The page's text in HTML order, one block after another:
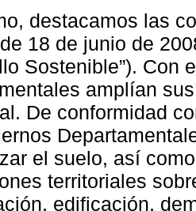
destacamos las
18 de junio de
Sostenible”). Con
amplían
De conformidad
el suelo, así
territoriales
edificación,